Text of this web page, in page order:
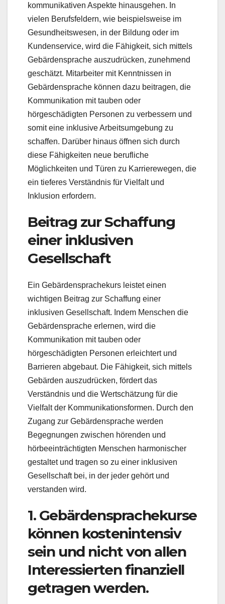
kommunikativen Aspekte hinausgehen. In
vielen Berufsfeldern, wie beispielsweise im
Gesundheitswesen, in der Bildung oder im
Kundenservice, wird die Fähigkeit, sich mittels
Gebärdensprache auszudrücken, zunehmend
geschätzt. Mitarbeiter mit Kenntnissen in
Gebärdensprache können dazu beitragen, die
Kommunikation mit tauben oder
hörgeschädigten Personen zu verbessern und
somit eine inklusive Arbeitsumgebung zu
schaffen. Darüber hinaus öffnen sich durch
diese Fähigkeiten neue berufliche
Möglichkeiten und Türen zu Karrierewegen, die
ein tieferes Verständnis für Vielfalt und
Inklusion erfordern.
Beitrag zur Schaffung
einer inklusiven
Gesellschaft
Ein Gebärdensprachekurs leistet einen
wichtigen Beitrag zur Schaffung einer
inklusiven Gesellschaft. Indem Menschen die
Gebärdensprache erlernen, wird die
Kommunikation mit tauben oder
hörgeschädigten Personen erleichtert und
Barrieren abgebaut. Die Fähigkeit, sich mittels
Gebärden auszudrücken, fördert das
Verständnis und die Wertschätzung für die
Vielfalt der Kommunikationsformen. Durch den
Zugang zur Gebärdensprache werden
Begegnungen zwischen hörenden und
hörbeeinträchtigten Menschen harmonischer
gestaltet und tragen so zu einer inklusiven
Gesellschaft bei, in der jeder gehört und
verstanden wird.
1. Gebärdensprachekurse
können kostenintensiv
sein und nicht von allen
Interessierten finanziell
getragen werden.